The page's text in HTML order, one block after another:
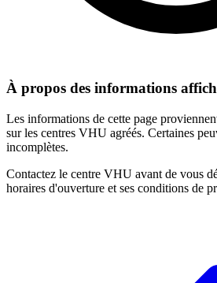
À propos des informations
Les informations de cette page
sur les centres VHU agréés. Certaines
incomplètes.
Contactez le centre VHU avant de vous
horaires d'ouverture et ses conditions de